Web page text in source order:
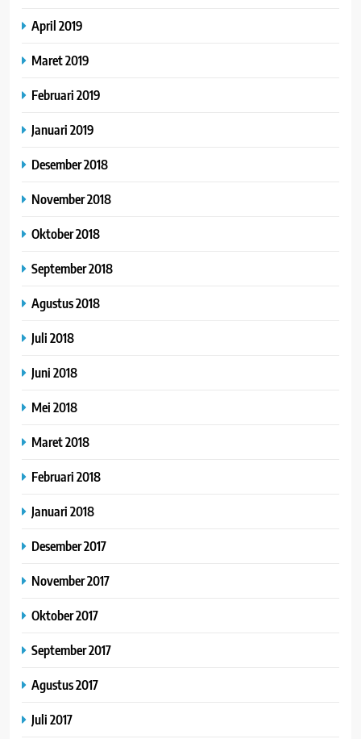
April 2019
Maret 2019
Februari 2019
Januari 2019
Desember 2018
November 2018
Oktober 2018
September 2018
Agustus 2018
Juli 2018
Juni 2018
Mei 2018
Maret 2018
Februari 2018
Januari 2018
Desember 2017
November 2017
Oktober 2017
September 2017
Agustus 2017
Juli 2017